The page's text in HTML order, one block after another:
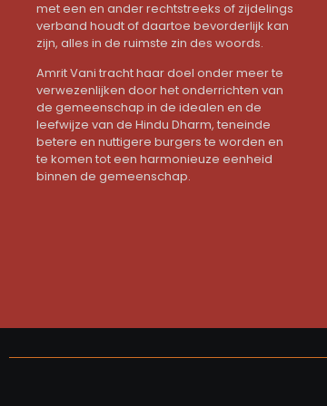
met een en ander rechtstreeks of zijdelings
verband houdt of daartoe bevorderlijk kan
zijn, alles in de ruimste zin des woords.
Amrit Vani tracht haar doel onder meer te
verwezenlijken door het onderrichten van
de gemeenschap in de idealen en de
leefwijze van de Hindu Dharm, teneinde
betere en nuttigere burgers te worden en
te komen tot een harmonieuze eenheid
binnen de gemeenschap.